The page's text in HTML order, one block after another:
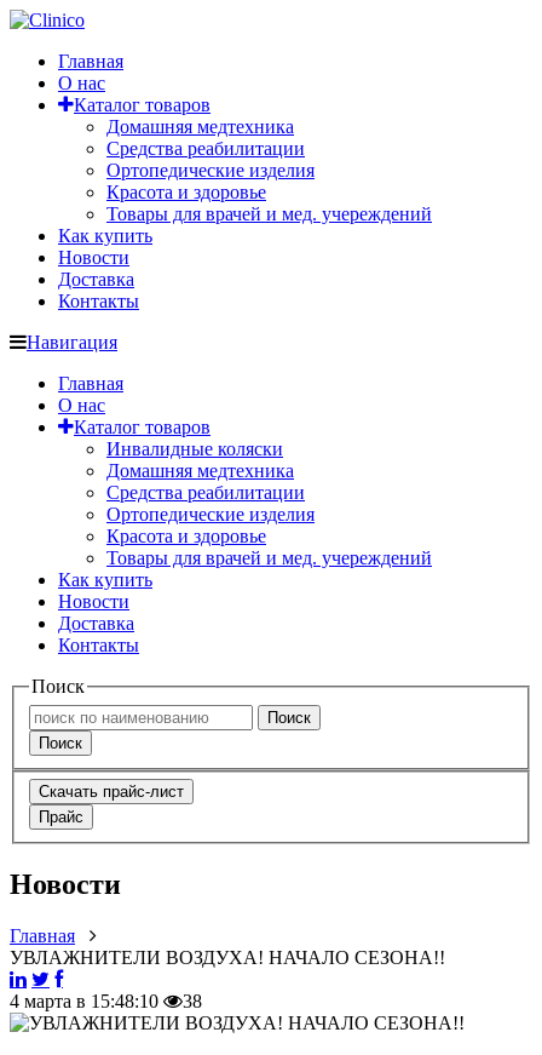
Главная
О нас
Каталог товаров
Домашняя медтехника
Средства реабилитации
Ортопедические изделия
Красота и здоровье
Товары для врачей и мед. учереждений
Как купить
Новости
Доставка
Контакты
Навигация
Главная
О нас
Каталог товаров
Инвалидные коляски
Домашняя медтехника
Средства реабилитации
Ортопедические изделия
Красота и здоровье
Товары для врачей и мед. учереждений
Как купить
Новости
Доставка
Контакты
Поиск
Поиск
Поиск
Скачать прайс-лист
Прайс
Новости
Главная
УВЛАЖНИТЕЛИ ВОЗДУХА! НАЧАЛО СЕЗОНА!!
4 марта в 15:48:10 38